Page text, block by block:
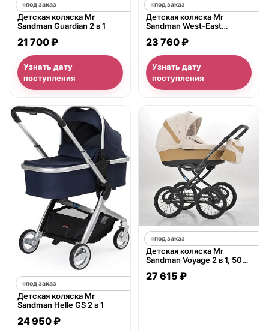
под заказ
Детская коляска Mr
Sandman Guardian 2 в 1
21 700 ₽
Узнать дату
поступления
под заказ
Детская коляска Mr
Sandman West-East
23 760 ₽
Узнать дату
поступления
под заказ
Детская коляска Mr
Sandman Helle GS 2 в 1
24 950 ₽
под заказ
Детская коляска Mr
Sandman Voyage 2 в 1, 50%
27 615 ₽